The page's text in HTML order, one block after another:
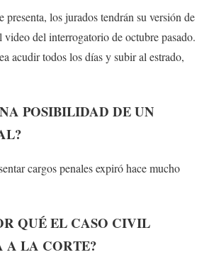
presenta, los jurados tendrán su versión de
video del interrogatorio de octubre pasado.
acudir todos los días y subir al estrado,
POSIBILIDAD DE UN
cargos penales expiró hace mucho
QUÉ EL CASO CIVIL
A LA CORTE?